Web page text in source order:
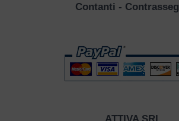
Contanti -